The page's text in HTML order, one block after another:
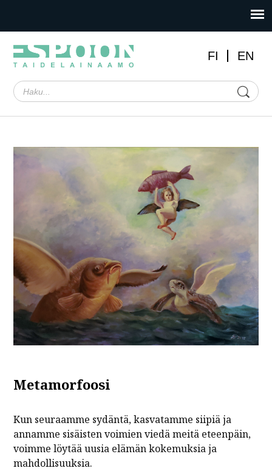
FI EN
Metamorfoosi
Kun seuraamme sydäntä, kasvatamme siipiä ja
annamme sisäisten voimien viedä meitä eteenpäin,
voimme löytää uusia elämän kokemuksia ja
mahdollisuuksia.